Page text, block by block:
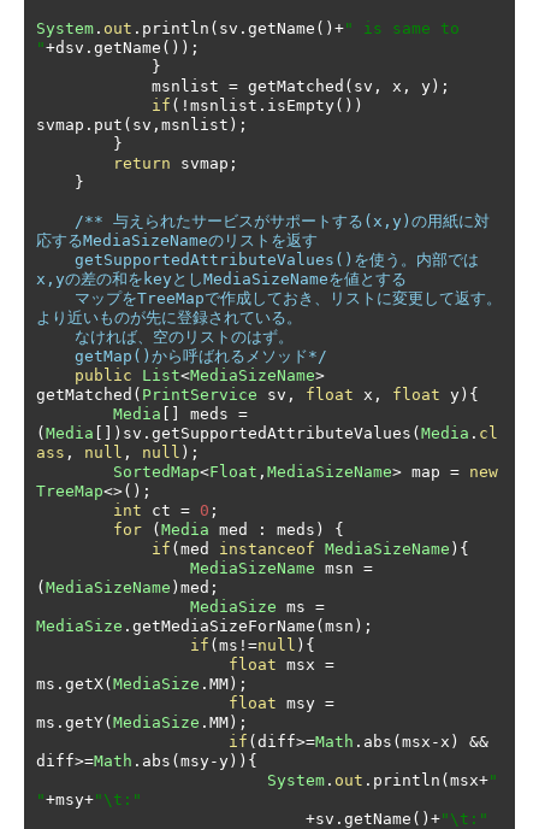
System . out . println ( sv . getName ()+" is same to
"+dsv . getName ());
}
            msnlist
= getMatched ( sv , x , y);
if (! msnlist . isEmpty())
svmap . put ( sv , msnlist );
}
return svmap ;
}
/** 与えられたサービスがサポートする(x,y)の用紙に対
応するMediaSizeNameのリストを返す
x,yの差の和をkeyとしMediaSizeNameを値とする
より近いものが先に登録されている。
    getMap()から呼ばれるメソッド*/
public
List<MediaSizeName>
getMatched ( PrintService sv , float x , float y){
Media [] meds =
(Media []) sv . getSupportedAttributeValues (Media . cl
ass , null , null );
SortedMap<Float , MediaSizeName> map = new
TreeMap<>();
int ct = 0 ;
for
(Media med : meds )
{
if (med instanceof MediaSizeName ){
MediaSizeName msn =
(MediaSizeName ) med ;
MediaSize ms =
MediaSize . getMediaSizeForName (msn );
if (ms !=null ){
float msx =
ms . getX(MediaSize . MM);
float msy =
ms . getY(MediaSize . MM);
if (diff>=Math . abs (msx - x )
&&
diff>=Math . abs (msy-y)){
System . out . println (msx+"
"+msy+"\t:"
+sv . getName ()+"\t:"